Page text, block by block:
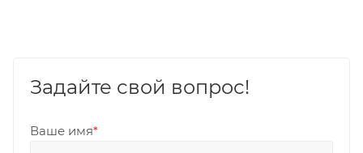
Задайте свой вопрос!
Ваше имя*